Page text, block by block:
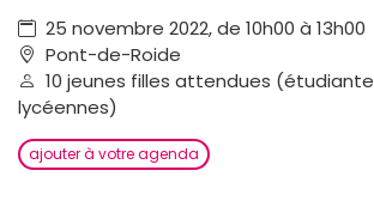
25 novembre 2022, de 10h00 à 13h00
Pont-de-Roide
10 jeunes filles attendues
lycéennes)
ajouter à votre agenda